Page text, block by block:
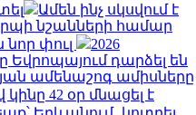
Ամեն ինչ սկսվում է
նշանների համար
նոր փուլ
2026
Եվրոպայում դարձել են
ամենաշոգ ամիսները
42 օր մնացել է